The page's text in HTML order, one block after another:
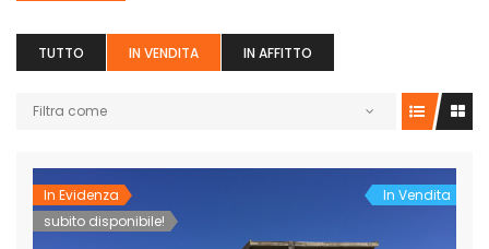
TUTTO IN VENDITA IN AFFITTO
Filtra come
In Evidenza
subito disponibile!
In Vendita